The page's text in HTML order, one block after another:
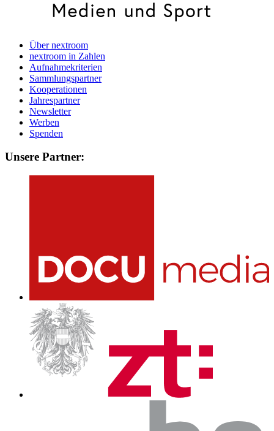
Über nextroom
nextroom in Zahlen
Aufnahmekriterien
Sammlungspartner
Kooperationen
Jahrespartner
Newsletter
Werben
Spenden
Unsere Partner: